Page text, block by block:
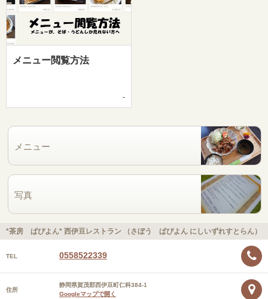
メニュー閲覧方法
-
メニュー
写真
*茶房 ぱぴよん* 西伊豆レストラン （さぼう ぱぴよん にしいずれすとらん）
TEL 0558522339
住所
静岡県賀茂郡西伊豆町仁科384-1
Googleマップで開く